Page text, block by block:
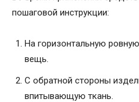
пошаговой инструкции:
На горизонтальную
вещь.
С обратной стороны
впитывающую ткань.